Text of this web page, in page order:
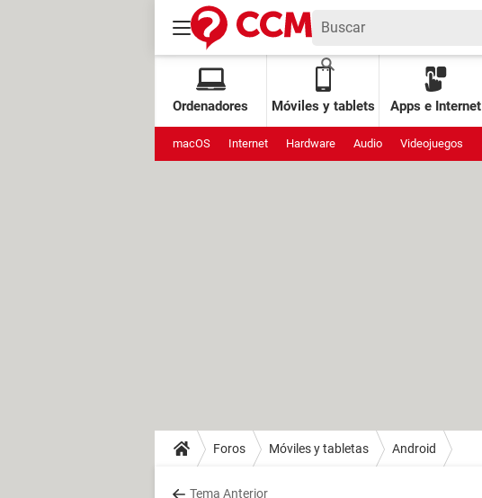
Ordenadores Móviles y tablets Apps e Internet
macOS Internet Hardware Audio Videojuegos
Foros Móviles y tabletas Android
Tema Anterior